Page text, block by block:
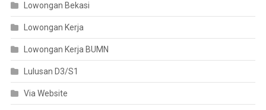
Lowongan Bekasi
Lowongan Kerja
Lowongan Kerja BUMN
Lulusan D3/S1
Via Website